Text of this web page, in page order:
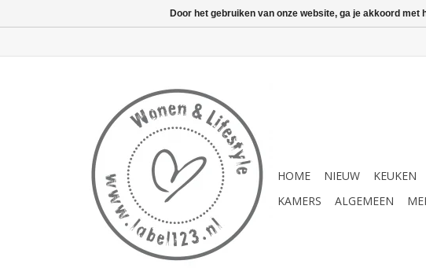
HOME NIEUW KEUKEN
KAMERS
ALGEMEEN
Door het gebruiken van onze website, ga je akkoord